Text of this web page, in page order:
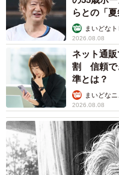
らとの「
まいどなト
2026.08.08
ネット通
割 信頼で
準とは？
まいどな
2026.08.08